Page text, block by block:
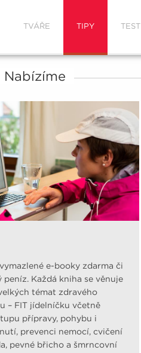
TVÁŘE TIPY TEST
Nabízíme
e-booky zdarma či
peníz. Každá kniha se věnuje
témat zdravého
– FIT jídelníčku včetně
přípravy, pohybu i
prevenci nemocí, cvičení
pevné břicho a šmrncovní